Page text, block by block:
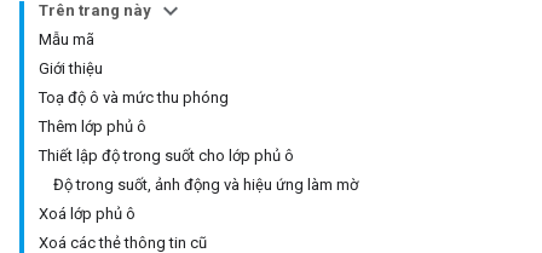
Trên trang này
Mẫu mã
Giới thiệu
Toạ độ ô và mức thu phóng
Thêm lớp phủ ô
Thiết lập độ trong suốt cho lớp phủ ô
Độ trong suốt, ảnh động và hiệu ứng làm mờ
Xoá lớp phủ ô
Xoá các thẻ thông tin cũ